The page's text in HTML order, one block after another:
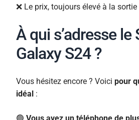
❌ Le prix, toujours élevé à la sortie
À qui s’adresse
Galaxy S24 ?
Vous hésitez encore ? Voici pour
idéal :